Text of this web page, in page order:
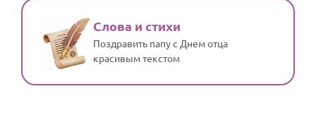
Слова и стихи
Поздравить папу с Днем отца
красивым текстом